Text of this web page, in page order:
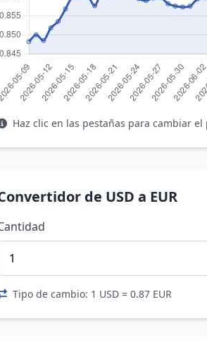
Haz clic en las pestañas para cambiar
de USD a EUR
Tipo de cambio: 1 USD = 0.87 EUR